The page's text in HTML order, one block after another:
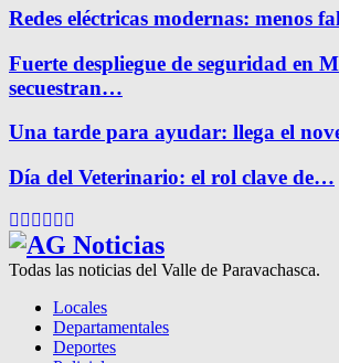
Redes eléctricas modernas: menos
Fuerte despliegue de seguridad en
secuestran…
Una tarde para ayudar: llega el
Día del Veterinario: el rol clave de…
Facebook
Twitter
Instagram
Pinterest
Google
Todas las noticias del Valle de Paravachasca.
Locales
Departamentales
Deportes